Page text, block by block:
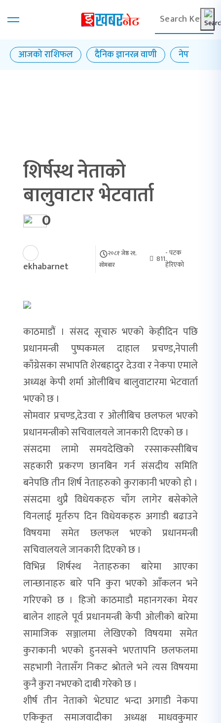
आजको राशिफल दैनिक ज्ञानरत्न वाणी नेपाल राष्ट्र
शिर्षस्थ नेताको
बालुवाटार भेटवार्ता
0
ekhabarnet
२०८१ जेष्ठ २१,
सोमबार
811
- पटक
हेरिएको
काठमाडौं । संसद सूचारु भएको केहीदिन पछि
प्रधानमन्त्री पुष्पकमल दाहाल प्रचण्ड,नेपाली
काँग्रेसका सभापति शेरबहादुर देउवा र नेकपा एमाले
अध्यक्ष केपी शर्मा ओलीबिच बालुवाटारमा भेटवार्ता
भएको छ ।
सोमवार प्रचण्ड,देउवा र ओलीबिच छलफल भएको
प्रधानमन्त्रीको सचिवालयले जानकारी दिएको छ ।
संसदमा लामो समयदेखिको रस्साकस्सीबिच
सहकारी प्रकरण छानबिन गर्न संसदीय समिति
बनेपछि तीन शिर्ष नेताहरुको कुराकानी भएको हो ।
संसदमा थुप्रै विधेयकहरु चाँग लागेर बसेकोले
यिनलाई मृर्तरुप दिन विधेयकहरु अगाडी बढाउने
विषयमा समेत छलफल भएको प्रधानमन्त्री
सचिवालयले जानकारी दिएको छ ।
विभिन्न शिर्षस्थ नेताहरुका बारेमा आएका
लान्छानाहरु बारे पनि कुरा भएको आँकलन भने
गरिएको छ । हिजो काठमाडौ महानगरका मेयर
बालेन शाहले पूर्व प्रधानमन्त्री केपी ओलीको बारेमा
सामाजिक सञ्जालमा लेखिएको विषयमा समेत
कुराकानी भएको हुनसक्ने भएतापनि छलफलमा
सहभागी नेतासँग निकट श्रोतले भने त्यस विषयमा
कुनै कुरा नभएको दाबी गरेको छ ।
शीर्ष तीन नेताको भेटघाट भन्दा अगाडी नेकपा
एकिकृत समाजवादीका अध्यक्ष माधवकुमार